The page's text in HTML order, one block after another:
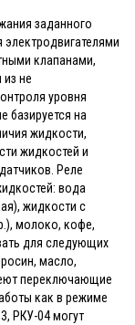
заданного
клапанами,
не
уровня
базируется на
жидкости,
жидкостей и
Реле
вода
жидкости с
молоко, кофе,
для следующих
масло,
переключающие
как в режиме
РКУ-04 могут